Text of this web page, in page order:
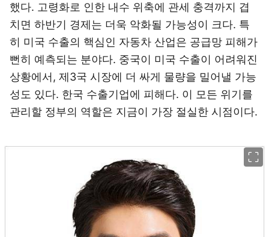
했다. 고령화로 인한 내수 위축에 관세 충격까지 겹
치면 하반기 경제는 더욱 악화될 가능성이 크다. 특
히 미국 수출의 핵심인 자동차 산업은 공급망 피해가
뻔히 예측되는 분야다. 중국이 미국 수출이 어려워진
상황에서, 제3국 시장에 더 싸게 물량을 밀어낼 가능
성도 있다. 한국 수출기업에 피해다. 이 모든 위기를
관리할 정부의 역할은 지금이 가장 절실한 시점이다.